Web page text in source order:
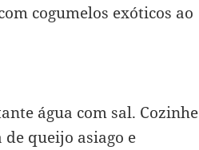
cogumelos exóticos ao
água com sal. Cozinhe
queijo asiago e